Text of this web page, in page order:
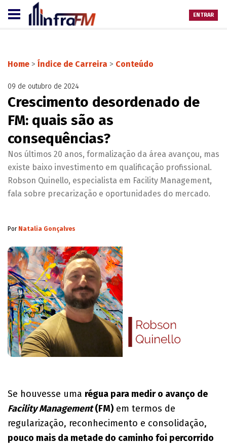
ENTRAR
Home > Índice de Carreira > Conteúdo
09 de outubro de 2024
Crescimento desordenado de
FM: quais são as
consequências?
Nos últimos 20 anos, formalização da área avançou, mas
existe baixo investimento em qualificação profissional.
Robson Quinello, especialista em Facility Management,
fala sobre precarização e oportunidades do mercado.
Por Natalia Gonçalves
Se houvesse uma régua para medir o avanço de
Facility Management(FM) em termos de
regularização, reconhecimento e consolidação,
pouco mais da metade do caminho foi percorrido